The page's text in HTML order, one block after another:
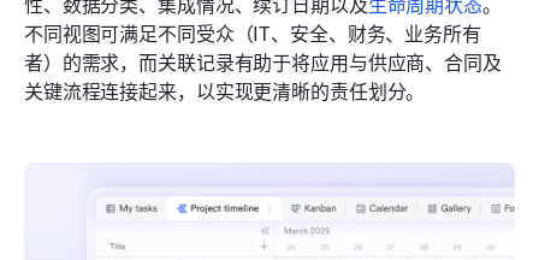
不同视图可满足不同受众（IT、安全、财务、业务所有
者）的需求，而关联记录有助于将应用与供应商、合同及
关键流程连接起来，以实现更清晰的责任划分。